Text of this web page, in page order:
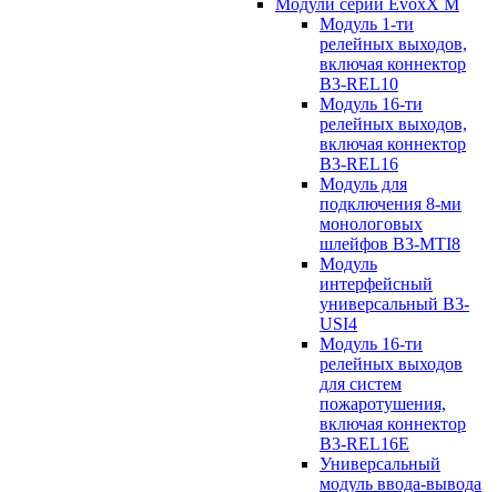
Модули серии EvoxX M
Модуль 1-ти
релейных выходов,
включая коннектор
B3-REL10
Модуль 16-ти
релейных выходов,
включая коннектор
B3-REL16
Модуль для
подключения 8-ми
монологовых
шлейфов B3-MTI8
Модуль
интерфейсный
универсальный B3-
USI4
Модуль 16-ти
релейных выходов
для систем
пожаротушения,
включая коннектор
B3-REL16E
Универсальный
модуль ввода-вывода